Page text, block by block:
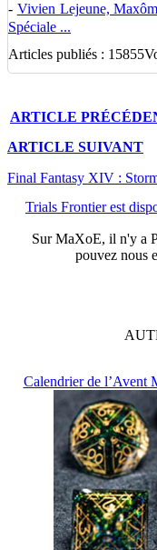
- Vivien Lejeune,
Spéciale ...
Articles publiés : 15855
ARTICLE
ARTICLE SUIVANT
Final Fantasy XIV :
Trials Frontier est
SurMaXoE, il n'y a
pouvez nous
Calendrier de l’Avent